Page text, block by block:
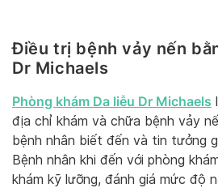
Điều trị bệnh vảy nến
Dr Michaels
Phòng khám Da liễu Dr Michaels
địa chỉ khám và chữa bệnh vảy
bệnh nhân biết đến và tin tưởng
Bệnh nhân khi đến với phòng
khám kỹ lưỡng, đánh giá mức độ